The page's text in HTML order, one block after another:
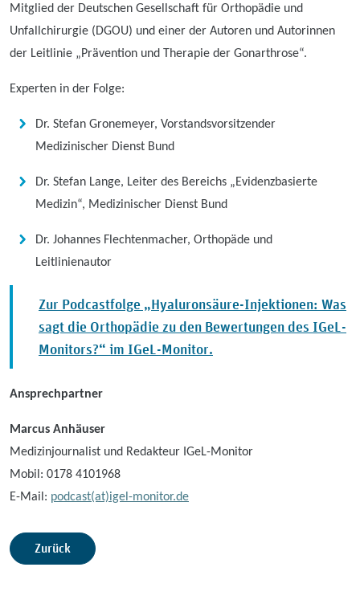
Mitglied der Deutschen Gesellschaft für Orthopädie und
Unfallchirurgie (DGOU) und einer der Autoren und Autorinnen
der Leitlinie „Prävention und Therapie der Gonarthrose“.
Experten in der Folge:
Dr. Stefan Gronemeyer, Vorstandsvorsitzender
Medizinischer Dienst Bund
Dr. Stefan Lange, Leiter des Bereichs „Evidenzbasierte
Medizin“, Medizinischer Dienst Bund
Dr. Johannes Flechtenmacher, Orthopäde und
Leitlinienautor
Zur Podcastfolge „Hyaluronsäure-Injektionen: Was
sagt die Orthopädie zu den Bewertungen des IGeL-
Monitors?“ im IGeL-Monitor.
Ansprechpartner
Marcus Anhäuser
Medizinjournalist und Redakteur IGeL-Monitor
Mobil: 0178 4101968
E-Mail: podcast(at)igel-monitor.de
Zurück